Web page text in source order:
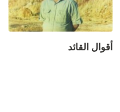
أقوال القائد